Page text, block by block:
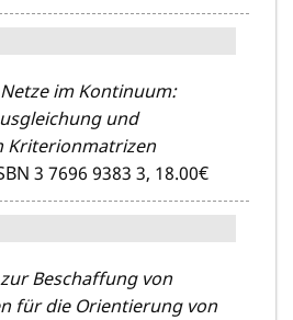
im Kontinuum:
und
Kriterionmatrizen
3 7696 9383 3, 18.00€
Beschaffung von
für die Orientierung von